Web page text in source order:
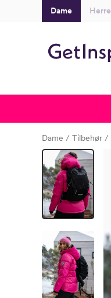
Dame Herre
Dame Tilbehør